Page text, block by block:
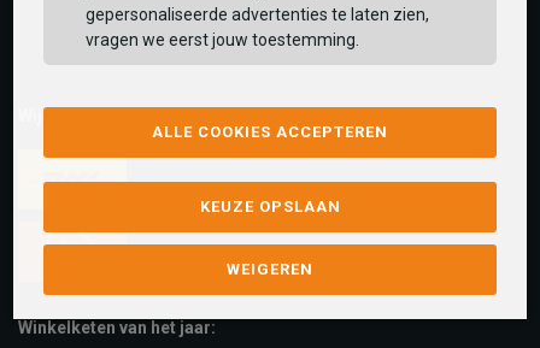
Wij versturen met:
Winkelketen van het jaar:
gepersonaliseerde advertenties te laten zien,
vragen we eerst jouw toestemming.
ALLE COOKIES ACCEPTEREN
KEUZE OPSLAAN
WEIGEREN